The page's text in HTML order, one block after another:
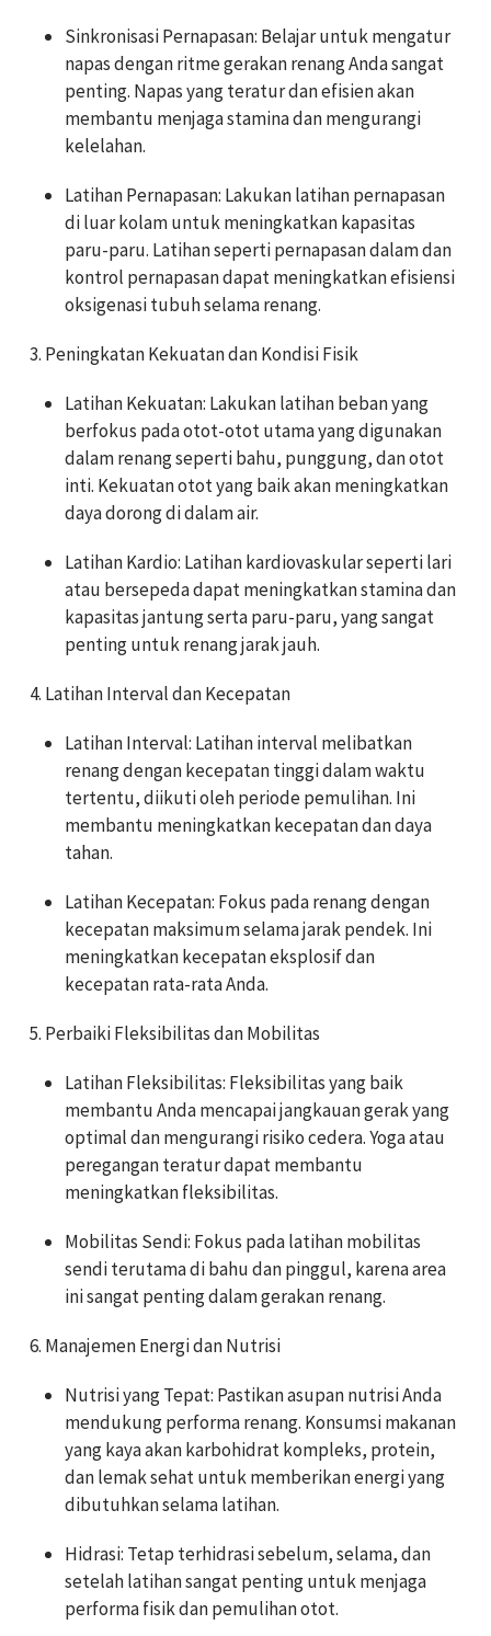
Sinkronisasi Pernapasan: Belajar untuk mengatur
napas dengan ritme gerakan renang Anda sangat
penting. Napas yang teratur dan efisien akan
membantu menjaga stamina dan mengurangi
kelelahan.
Latihan Pernapasan: Lakukan latihan pernapasan
di luar kolam untuk meningkatkan kapasitas
paru-paru. Latihan seperti pernapasan dalam dan
kontrol pernapasan dapat meningkatkan efisiensi
oksigenasi tubuh selama renang.
3. Peningkatan Kekuatan dan Kondisi Fisik
Latihan Kekuatan: Lakukan latihan beban yang
berfokus pada otot-otot utama yang digunakan
dalam renang seperti bahu, punggung, dan otot
inti. Kekuatan otot yang baik akan meningkatkan
daya dorong di dalam air.
Latihan Kardio: Latihan kardiovaskular seperti lari
atau bersepeda dapat meningkatkan stamina dan
kapasitas jantung serta paru-paru, yang sangat
penting untuk renang jarak jauh.
4. Latihan Interval dan Kecepatan
Latihan Interval: Latihan interval melibatkan
renang dengan kecepatan tinggi dalam waktu
tertentu, diikuti oleh periode pemulihan. Ini
membantu meningkatkan kecepatan dan daya
tahan.
Latihan Kecepatan: Fokus pada renang dengan
kecepatan maksimum selama jarak pendek. Ini
meningkatkan kecepatan eksplosif dan
kecepatan rata-rata Anda.
5. Perbaiki Fleksibilitas dan Mobilitas
Latihan Fleksibilitas: Fleksibilitas yang baik
membantu Anda mencapai jangkauan gerak yang
optimal dan mengurangi risiko cedera. Yoga atau
peregangan teratur dapat membantu
meningkatkan fleksibilitas.
Mobilitas Sendi: Fokus pada latihan mobilitas
sendi terutama di bahu dan pinggul, karena area
ini sangat penting dalam gerakan renang.
6. Manajemen Energi dan Nutrisi
Nutrisi yang Tepat: Pastikan asupan nutrisi Anda
mendukung performa renang. Konsumsi makanan
yang kaya akan karbohidrat kompleks, protein,
dan lemak sehat untuk memberikan energi yang
dibutuhkan selama latihan.
Hidrasi: Tetap terhidrasi sebelum, selama, dan
setelah latihan sangat penting untuk menjaga
performa fisik dan pemulihan otot.